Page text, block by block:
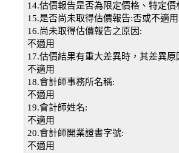
14.估價報告是否為限定價格、特定
15.是否尚未取得估價報告:否或不適用
16.尚未取得估價報告之原因:
不適用
17.估價結果有重大差異時，其差異
不適用
18.會計師事務所名稱:
不適用
19.會計師姓名:
不適用
20.會計師開業證書字號:
不適用